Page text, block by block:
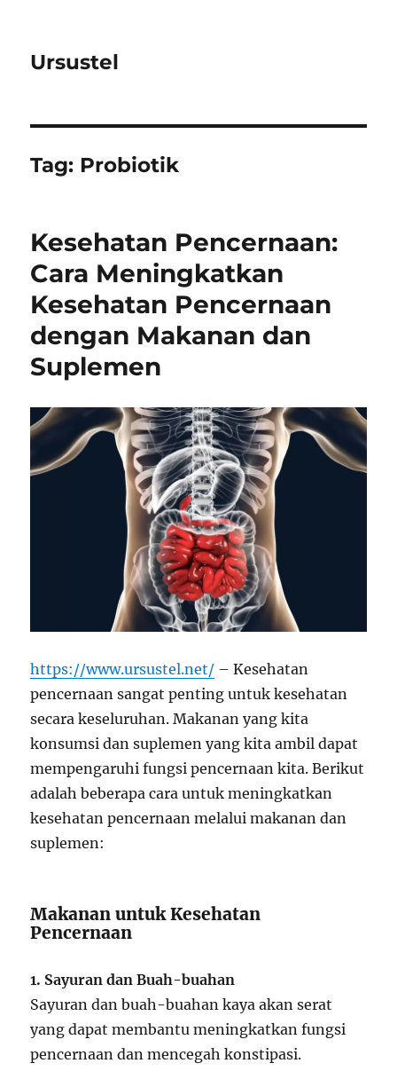
Ursustel
Tag: Probiotik
Kesehatan Pencernaan:
Cara Meningkatkan
Kesehatan Pencernaan
dengan Makanan dan
Suplemen
https://www.ursustel.net/ – Kesehatan
pencernaan sangat penting untuk kesehatan
secara keseluruhan. Makanan yang kita
konsumsi dan suplemen yang kita ambil dapat
mempengaruhi fungsi pencernaan kita. Berikut
adalah beberapa cara untuk meningkatkan
kesehatan pencernaan melalui makanan dan
suplemen:
Makanan untuk Kesehatan
Pencernaan
1. Sayuran dan Buah-buahan
Sayuran dan buah-buahan kaya akan serat
yang dapat membantu meningkatkan fungsi
pencernaan dan mencegah konstipasi.